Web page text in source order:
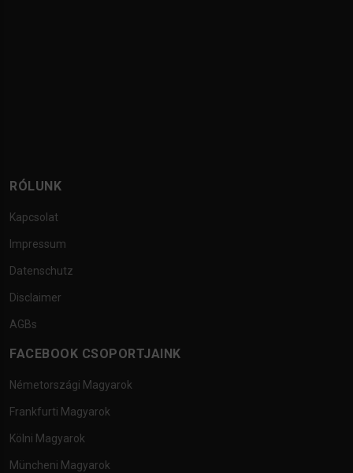
RÓLUNK
Kapcsolat
Impressum
Datenschutz
Disclaimer
AGBs
FACEBOOK CSOPORTJAINK
Németországi Magyarok
Frankfurti Magyarok
Kölni Magyarok
Müncheni Magyarok